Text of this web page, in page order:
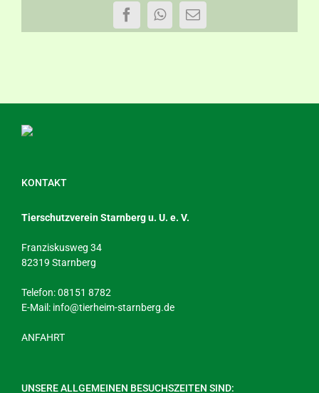
FacebookWhatsApp
E-
Mail
KONTAKT
Tierschutzverein Starnberg u. U. e. V.
Franziskusweg 34
82319 Starnberg
Telefon: 08151 8782
E-Mail: info@tierheim-starnberg.de
ANFAHRT
UNSERE ALLGEMEINEN BESUCHSZEITEN SIND: